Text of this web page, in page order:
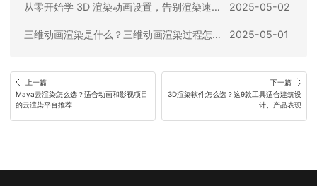
从零开始学 3D 渲染动画设置，告别渲染速度慢 2025-05-02
三维动画渲染是什么？三维动画渲染过程怎么做？ 2025-05-01
上一篇
Maya云渲染怎么选？适合动画和影视项目
的云渲染平台推荐
下一篇
3D渲染软件怎么选？这9款工具适合建筑设
计、产品表现